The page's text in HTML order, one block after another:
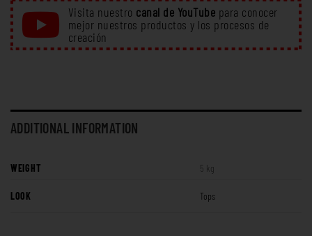
Visita nuestro canal de YouTube para conocer
mejor nuestros productos y los procesos de
creación
ADDITIONAL INFORMATION
WEIGHT 5 kg
LOOK Tops